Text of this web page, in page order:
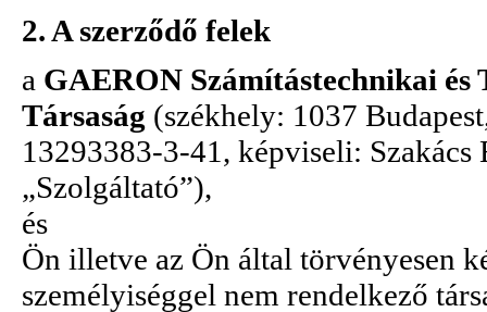
2. A szerződő felek
a GAERON Számítástechnikai és
Társaság (székhely: 1037
13293383-3-41, képviseli:
„Szolgáltató”),
és
Ön illetve az Ön által törvényesen
személyiséggel nem rendelkező